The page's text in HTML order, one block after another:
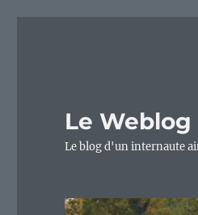
Le
Le blog d'un internaute